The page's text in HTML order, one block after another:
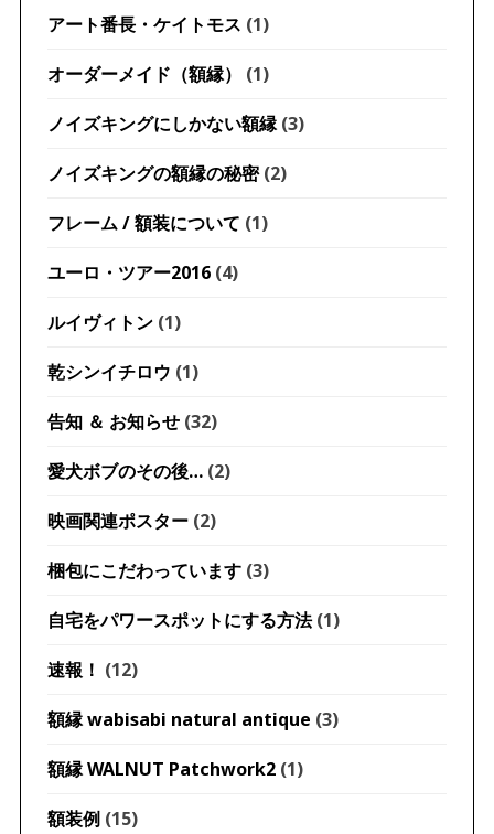
アート番長・ケイトモス (1)
オーダーメイド（額縁） (1)
ノイズキングにしかない額縁(3)
ノイズキングの額縁の秘密(2)
フレーム / 額装について (1)
ユーロ・ツアー2016(4)
ルイヴィトン(1)
乾シンイチロウ (1)
告知 ＆ お知らせ(32)
愛犬ボブのその後…(2)
映画関連ポスター(2)
梱包にこだわっています(3)
自宅をパワースポットにする方法(1)
速報！ (12)
額縁 wabisabi natural antique (3)
額縁 WALNUT Patchwork2(1)
額装例(15)